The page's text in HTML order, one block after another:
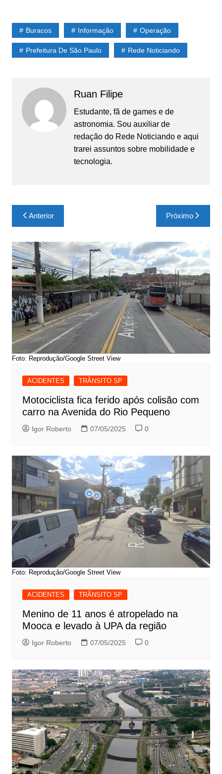
Buracos Informação Operação
Prefeitura De São Paulo Rede Noticiando
Ruan Filipe
Estudante, fã de games e de
astronomia. Sou auxiliar de
redação do Rede Noticiando e aqui
trarei assuntos sobre mobilidade e
tecnologia.
Navegação
de
Post
Anterior Próximo
Foto: Reprodução/Google Street View
ACIDENTES TRÂNSITO SP
Motociclista fica ferido após colisão com
carro na Avenida do Rio Pequeno
Igor Roberto 07/05/2025 0
Foto: Reprodução/Google Street View
ACIDENTES TRÂNSITO SP
Menino de 11 anos é atropelado na
Mooca e levado à UPA da região
Igor Roberto 07/05/2025 0